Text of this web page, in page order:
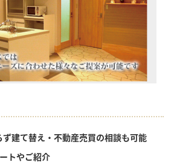
ず建て替え・不動産売買の相談も可能
トやご紹介